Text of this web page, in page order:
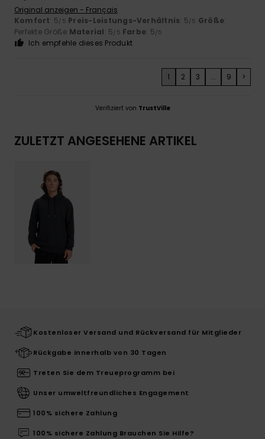
Original anzeigen - Français
Komfort: 5/5 Preis-Leistungs-Verhältnis: 5/5 Größe:
Perfekte Größe Material: 5/5 Farbe: 5/5
Ich empfehle dieses Produkt
1 2 3 ... 9 >
Verifiziert von TrustVille
ZULETZT ANGESEHENE ARTIKEL
Kostenloser Versand und Rückversand für Mitglieder
Rückgabe innerhalb von 30 Tagen
Treten Sie dem Treueprogramm bei
Unser umweltfreundliches Engagement
100% sichere Zahlung
100% sichere Zahlung Brauchen Sie Hilfe?